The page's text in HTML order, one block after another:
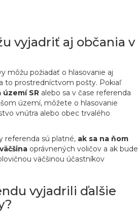
vyjadriť aj občania v
môžu požiadať o hlasovanie aj
to prostredníctvom pošty. Pokiaľ
SR alebo sa v čase referenda
území, môžete o hlasovanie
vnútra alebo obec trvalého
referenda sú platné, ak sa na ňom
oprávnených voličov a ak bude
väčšinou účastníkov
vyjadrili ďalšie